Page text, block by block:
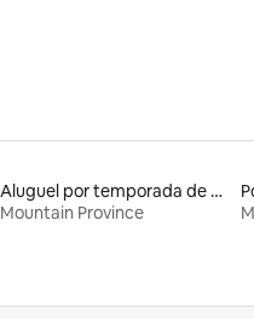
Aluguel por temporada de casas de hóspedes
Mountain Province